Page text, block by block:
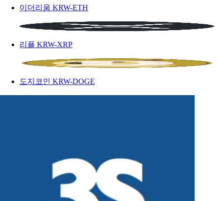
이더리움 KRW-ETH
리플 KRW-XRP
도지코인 KRW-DOGE